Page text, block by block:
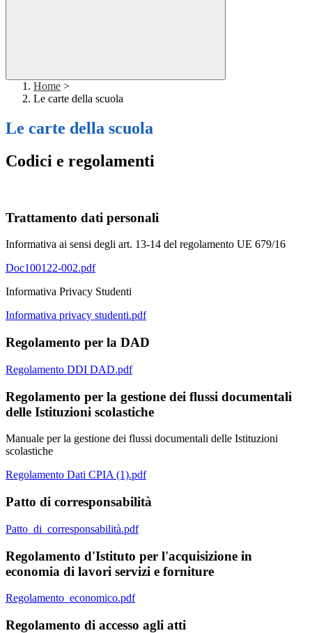
Home >
Le carte della scuola
Le carte della scuola
Codici e regolamenti
Trattamento dati personali
Informativa ai sensi degli art. 13-14 del regolamento UE 679/16
Doc100122-002.pdf
Informativa Privacy Studenti
Informativa privacy studenti.pdf
Regolamento per la DAD
Regolamento DDI DAD.pdf
Regolamento per la gestione dei flussi documentali
delle Istituzioni scolastiche
Manuale per la gestione dei flussi documentali delle Istituzioni
scolastiche
Regolamento Dati CPIA (1).pdf
Patto di corresponsabilità
Patto_di_corresponsabilità.pdf
Regolamento d'Istituto per l'acquisizione in
economia di lavori servizi e forniture
Regolamento_economico.pdf
Regolamento di accesso agli atti